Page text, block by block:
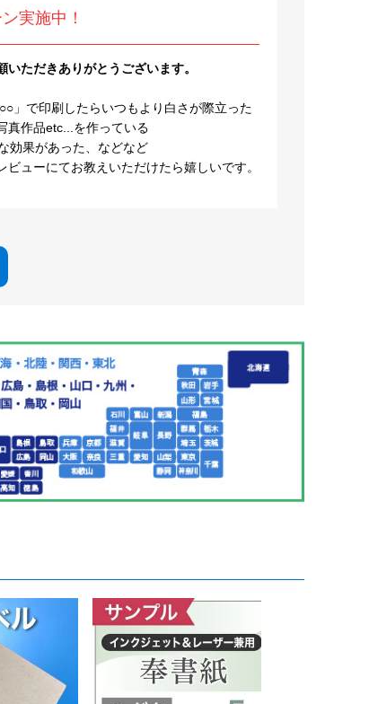
実施中！
ただきありがとうございます。
」で印刷したらいつもより白さが際立った
真作品etc...を作っている
効果があった、などなど
ューにてお教えいただけたら嬉しいです。